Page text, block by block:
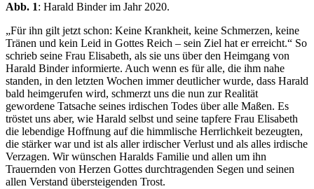
Abb. 1: Harald Binder im Jahr 2020.
„Für ihn gilt jetzt schon: Keine Krankheit, keine Schmerzen, keine
Tränen und kein Leid in Gottes Reich – sein Ziel hat er erreicht.“ So
schrieb seine Frau Elisabeth, als sie uns über den Heimgang von
Harald Binder informierte. Auch wenn es für alle, die ihm nahe
standen, in den letzten Wochen immer deutlicher wurde, dass Harald
bald heimgerufen wird, schmerzt uns die nun zur Realität
gewordene Tatsache seines irdischen Todes über alle Maßen. Es
tröstet uns aber, wie Harald selbst und seine tapfere Frau Elisabeth
die lebendige Hoffnung auf die himmlische Herrlichkeit bezeugten,
die stärker war und ist als aller irdischer Verlust und als alles irdische
Verzagen. Wir wünschen Haralds Familie und allen um ihn
Trauernden von Herzen Gottes durchtragenden Segen und seinen
allen Verstand übersteigenden Trost.